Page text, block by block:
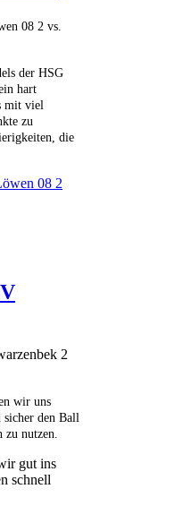
08 2 vs.
der HSG
hart
mit viel
zu
die
08 2
2
wir uns
sicher den Ball
nutzen.
gut ins
schnell